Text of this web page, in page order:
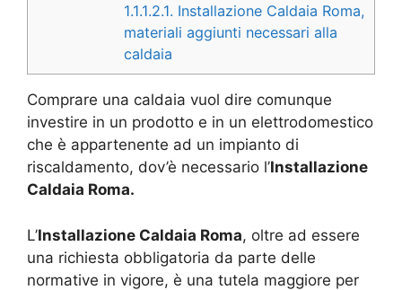
1.1.1.2.1. Installazione Caldaia Roma,
materiali aggiunti necessari alla
caldaia
Comprare una caldaia vuol dire comunque
investire in un prodotto e in un elettrodomestico
che è appartenente ad un impianto di
riscaldamento, dov’è necessario l’Installazione
Caldaia Roma.
L’Installazione Caldaia Roma, oltre ad essere
una richiesta obbligatoria da parte delle
normative in vigore, è una tutela maggiore per